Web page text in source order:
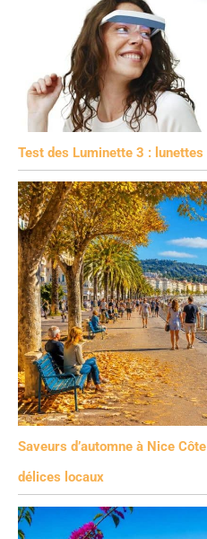
Test des Luminette 3 :
Saveurs d’automne à Nice
délices locaux